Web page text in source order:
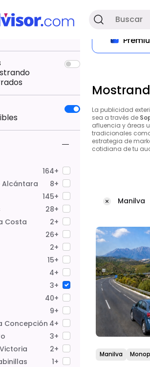
164+
Alcántara
8+
145+
28+
Costa
2+
26+
2+
15+
4+
3+
40+
9+
Concepción 4+
3+
2+
1+
La publicidad
sea a través de
afluencia y áreas
tradicionales
estrategia de
cotidiana de tu
Manilva
Manilva